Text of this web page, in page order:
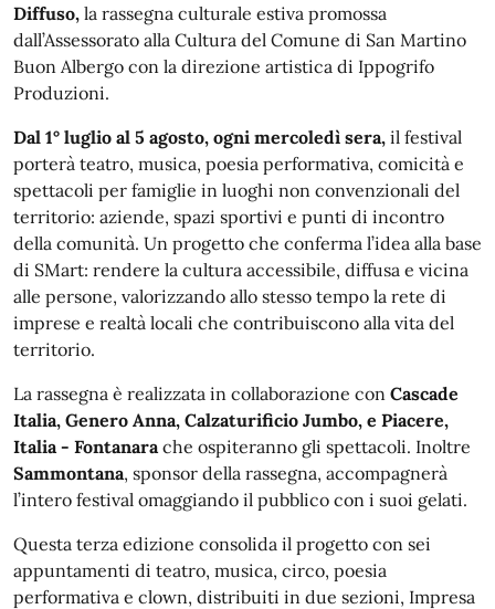
Diffuso, la rassegna culturale estiva promossa
dall’Assessorato alla Cultura del Comune di San Martino
Buon Albergo con la direzione artistica di Ippogrifo
Produzioni.
Dal 1° luglio al 5 agosto, ogni mercoledì sera, il festival
porterà teatro, musica, poesia performativa, comicità e
spettacoli per famiglie in luoghi non convenzionali del
territorio: aziende, spazi sportivi e punti di incontro
della comunità. Un progetto che conferma l’idea alla base
di SMart: rendere la cultura accessibile, diffusa e vicina
alle persone, valorizzando allo stesso tempo la rete di
imprese e realtà locali che contribuiscono alla vita del
territorio.
La rassegna è realizzata in collaborazione con Cascade
Italia, Genero Anna, Calzaturificio Jumbo, e Piacere,
Italia - Fontanara che ospiteranno gli spettacoli. Inoltre
Sammontana, sponsor della rassegna, accompagnerà
l’intero festival omaggiando il pubblico con i suoi gelati.
Questa terza edizione consolida il progetto con sei
appuntamenti di teatro, musica, circo, poesia
performativa e clown, distribuiti in due sezioni, Impresa